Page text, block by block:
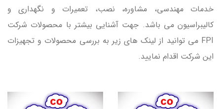
خدمات مهندسی، مشاوره، نصب، تعمیرات و نگهداری و
کالیبراسیون می باشد. جهت آشنایی بیشتر با محصولات شرکت
FPI می توانید از لینک های زیر به بررسی محصولات و تجهیزات
این شرکت اقدام نمایید.